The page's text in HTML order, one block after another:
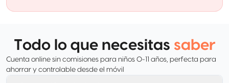
Todo lo que necesitas saber
Cuenta online sin comisiones para niños 0-11 años, perfecta para
ahorrar y controlable desde el móvil